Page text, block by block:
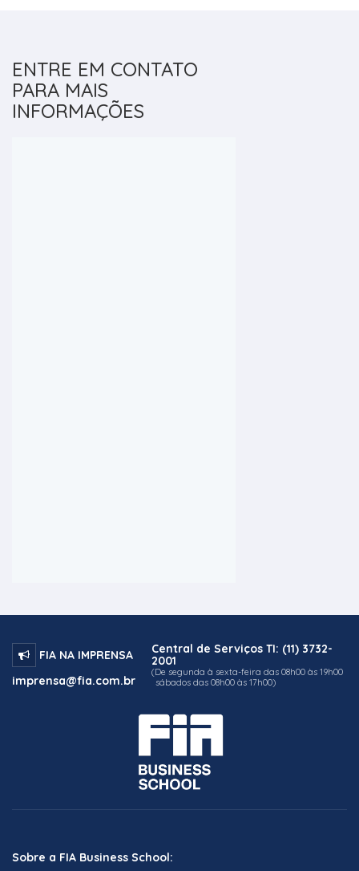
ENTRE EM CONTATO
PARA MAIS
INFORMAÇÕES
FIA NA IMPRENSA
imprensa@fia.com.br
Central de Serviços TI: (11) 3732-
2001
(De segunda à sexta-feira das 08h00 às 19h00
sábados das 08h00 às 17h00)
Sobre a FIA Business School: